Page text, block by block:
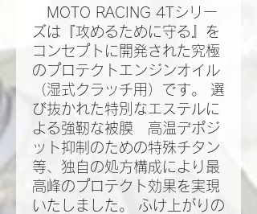
MOTO RACING 4Tシリー
ズは『攻めるために守る』を
コンセプトに開発された究極
のプロテクトエンジンオイル
（湿式クラッチ用）です。 選
び抜かれた特別なエステルに
よる強靭な被膜 高温デポジ
ット抑制のための特殊チタン
等、独自の処方構成により最
高峰のプロテクト効果を実現
いたしました。 ふけ上がりの